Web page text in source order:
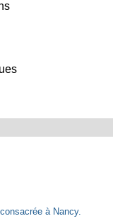
à Nancy.